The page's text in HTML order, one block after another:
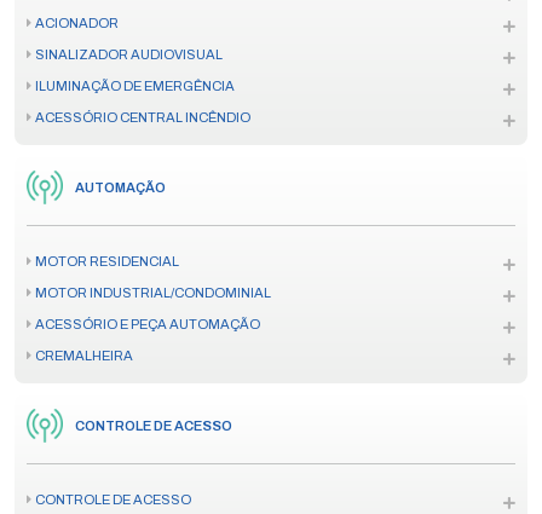
ACIONADOR
SINALIZADOR AUDIOVISUAL
ILUMINAÇÃO DE EMERGÊNCIA
ACESSÓRIO CENTRAL INCÊNDIO
AUTOMAÇÃO
MOTOR RESIDENCIAL
MOTOR INDUSTRIAL/CONDOMINIAL
ACESSÓRIO E PEÇA AUTOMAÇÃO
CREMALHEIRA
CONTROLE DE ACESSO
CONTROLE DE ACESSO